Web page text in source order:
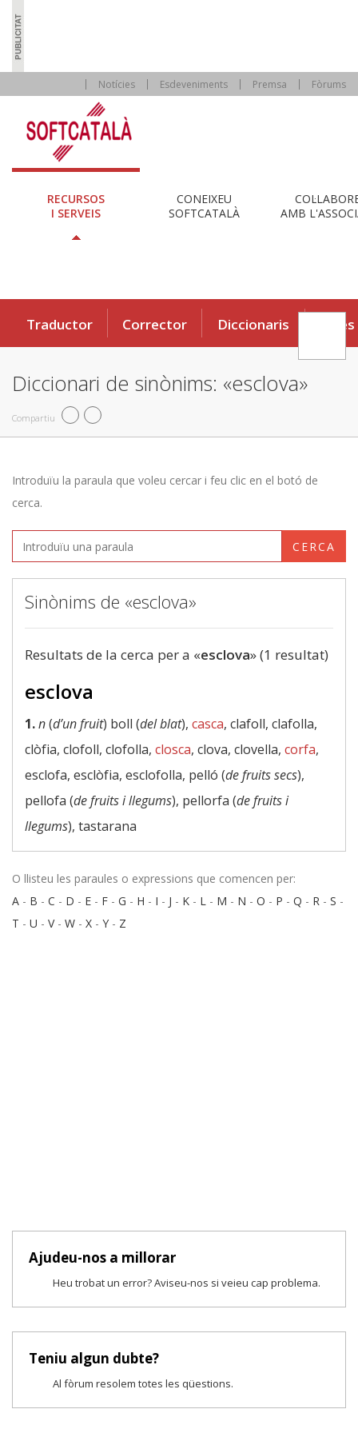
Notícies Esdeveniments Premsa Fòrums
RECURSOS
I SERVEIS
CONEIXEU
SOFTCATALÀ
AMB
Traductor Corrector Diccionaris Eines
Diccionari de sinònims: «esclova»
Compartiu
Introduïu la paraula que voleu cercar i feu clic en el botó de
cerca.
CERCA
Sinònims de «esclova»
Resultats de la cerca per a «esclova» (1 resultat)
esclova
1.n(d’un fruit) boll (del blat), casca, clafoll, clafolla,
clòfia, clofoll, clofolla, closca, clova, clovella, corfa,
esclofa, esclòfia, esclofolla, pelló (de fruits secs),
pellofa (de fruits i llegums), pellorfa (de fruits i
llegums), tastarana
O llisteu les paraules o expressions que comencen per:
A - B - C - D - E - F - G - H - I - J - K - L - M - N - O - P - Q - R - S -
T - U - V- W - X - Y - Z
Ajudeu-nos a millorar
Heu trobat un error? Aviseu-nos si veieu cap problema.
Teniu algun dubte?
Al fòrum resolem totes les qüestions.